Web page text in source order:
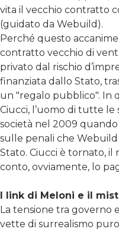
vita il vecchio contratto
(guidato da Webuild).
Perché questo
contratto vecchio di
privato dal rischio
finanziata dallo Stato,
un "regalo pubblico". In
Ciucci, l’uomo di tutte le
società nel 2009
sulle penali che
Stato. Ciucci è tornato, il
conto, ovviamente, lo
I link di Meloni e il
La tensione tra governo
vette di surrealismo